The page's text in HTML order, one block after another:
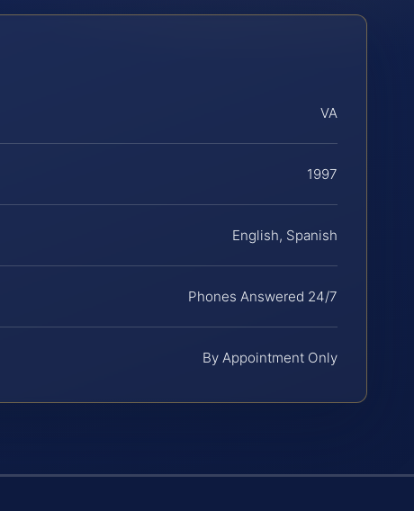
VA
1997
English, Spanish
Phones Answered 24/7
By Appointment Only